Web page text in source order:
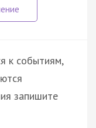
к событиям,
запишите